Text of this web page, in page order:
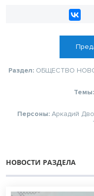
Раздел: ОБЩЕСТВО
Темы:
Персоны: Аркадий
НОВОСТИ РАЗДЕЛА